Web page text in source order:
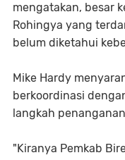
mengatakan, besar
Rohingya yang
belum diketahui
Mike Hardy
berkoordinasi
langkah
"Kiranya Pemkab